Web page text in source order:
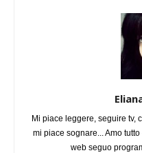
Mi piace leggere, seguire tv,
mi piace sognare... Amo
web seguo